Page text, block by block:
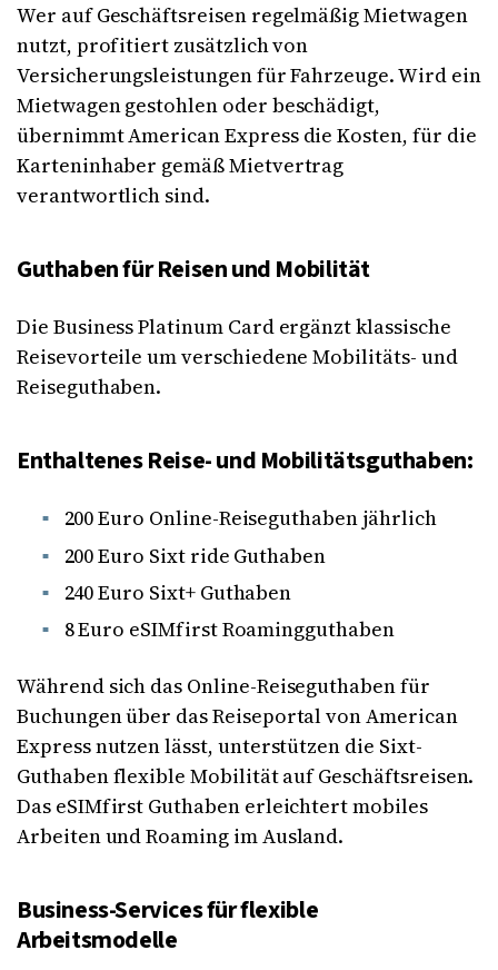
Wer auf Geschäftsreisen regelmäßig Mietwagen
nutzt, profitiert zusätzlich von
Versicherungsleistungen für Fahrzeuge. Wird ein
Mietwagen gestohlen oder beschädigt,
übernimmt American Express die Kosten, für die
Karteninhaber gemäß Mietvertrag
verantwortlich sind.
Guthaben für Reisen und Mobilität
Die Business Platinum Card ergänzt klassische
Reisevorteile um verschiedene Mobilitäts- und
Reiseguthaben.
Enthaltenes Reise- und Mobilitätsguthaben:
200 Euro Online-Reiseguthaben jährlich
200 Euro Sixt ride Guthaben
240 Euro Sixt+ Guthaben
8 Euro eSIMfirst Roamingguthaben
Während sich das Online-Reiseguthaben für
Buchungen über das Reiseportal von American
Express nutzen lässt, unterstützen die Sixt-
Guthaben flexible Mobilität auf Geschäftsreisen.
Das eSIMfirst Guthaben erleichtert mobiles
Arbeiten und Roaming im Ausland.
Business-Services für flexible
Arbeitsmodelle